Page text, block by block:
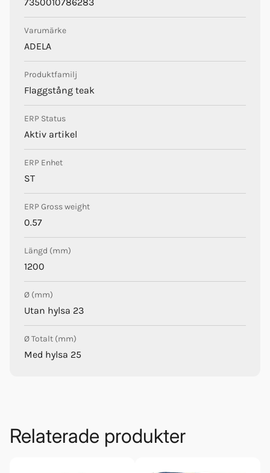
Varumärke
ADELA
Produktfamilj
Flaggstång teak
ERP Status
Aktiv artikel
ERP Enhet
ST
ERP Gross weight
0.57
Längd (mm)
1200
Ø (mm)
Utan hylsa 23
Ø Totalt (mm)
Med hylsa 25
Relaterade produkter